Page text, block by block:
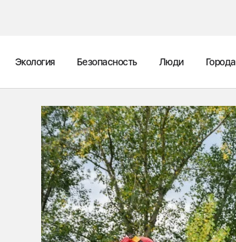
Экология Безопасность Люди Города